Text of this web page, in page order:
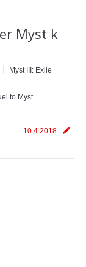
Myst k
Myst III: Exile
to Myst
10.4.2018